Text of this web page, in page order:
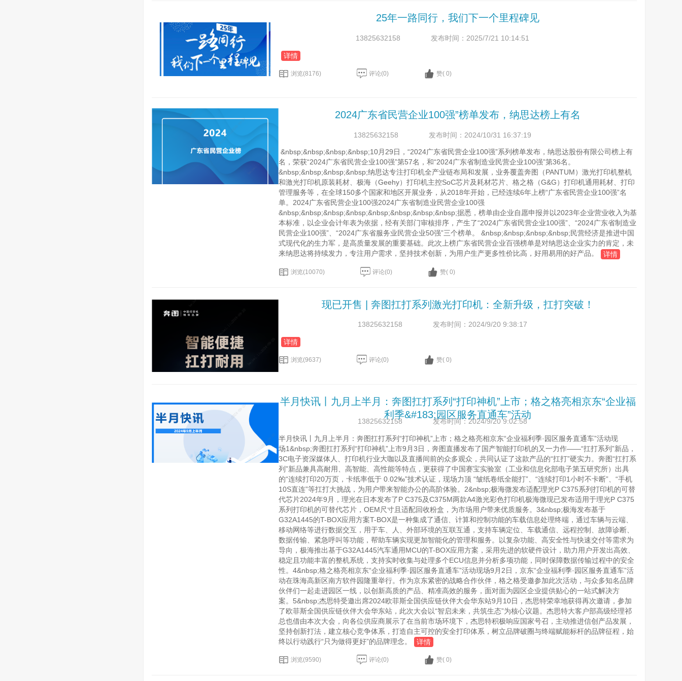
25年一路同行，我们下一个里程碑见
13825632158 发布时间：2025/7/21 10:14:51
详情
浏览(8176) 评论(0) 赞( 0)
2024广东省民营企业100强”榜单发布，纳思达榜上有名
13825632158 发布时间：2024/10/31 16:37:19
 &nbsp;&nbsp;&nbsp;&nbsp;10月29日，“2024广东省民营企业100强”系列榜单发布，纳思达股份有限公司榜上有
名，荣获“2024广东省民营企业100强”第57名，和“2024广东省制造业民营企业100强”第36名。
&nbsp;&nbsp;&nbsp;&nbsp;纳思达专注打印机全产业链布局和发展，业务覆盖奔图（PANTUM）激光打印机整机
和激光打印机原装耗材、极海（Geehy）打印机主控SoC芯片及耗材芯片、格之格（G&G）打印机通用耗材、打印
管理服务等，在全球150多个国家和地区开展业务，从2018年开始，已经连续6年上榜“广东省民营企业100强”名
单。2024广东省民营企业100强2024广东省制造业民营企业100强
&nbsp;&nbsp;&nbsp;&nbsp;&nbsp;&nbsp;&nbsp;&nbsp;据悉，榜单由企业自愿申报并以2023年企业营业收入为基
本标准，以企业会计年表为依据，经有关部门审核排序，产生了“2024广东省民营企业100强”、“2024广东省制造业
民营企业100强”、“2024广东省服务业民营企业50强”三个榜单。 &nbsp;&nbsp;&nbsp;&nbsp;民营经济是推进中国
式现代化的生力军，是高质量发展的重要基础。此次上榜广东省民营企业百强榜单是对纳思达企业实力的肯定，未
来纳思达将持续发力，专注用户需求，坚持技术创新，为用户生产更多性价比高，好用易用的好产品。
详情
浏览(10070) 评论(0) 赞( 0)
现已开售 | 奔图扛打系列激光打印机：全新升级，扛打突破！
13825632158 发布时间：2024/9/20 9:38:17
详情
浏览(9637) 评论(0) 赞( 0)
半月快讯丨九月上半月：奔图扛打系列“打印神机”上市；格之格亮相京东“企业福
利季&#183;园区服务直通车”活动
13825632158 发布时间：2024/9/20 9:02:58
半月快讯丨九月上半月：奔图扛打系列“打印神机”上市；格之格亮相京东“企业福利季·园区服务直通车”活动现
场1&nbsp;奔图扛打系列“打印神机”上市9月3日，奔图直播发布了国产智能打印机的又一力作——“扛打系列”新品，
3C电子资深媒体人、打印机行业大咖以及直播间前的众多观众，共同认证了这款产品的“扛打”硬实力。奔图“扛打系
列”新品兼具高耐用、高智能、高性能等特点，更获得了中国赛宝实验室（工业和信息化部电子第五研究所）出具
的“连续打印20万页，卡纸率低于 0.02‰”技术认证，现场力顶 “皱纸卷纸全能打”、“连续打印1小时不卡断”、“手机
10S直连”等扛打大挑战，为用户带来智能办公的高阶体验。2&nbsp;极海微发布适配理光P C375系列打印机的可替
代芯片2024年9月，理光在日本发布了P C375及C375M两款A4激光彩色打印机极海微现已发布适用于理光P C375
系列打印机的可替代芯片，OEM尺寸且适配回收粉盒，为市场用户带来优质服务。3&nbsp;极海发布基于
G32A1445的T-BOX应用方案T-BOX是一种集成了通信、计算和控制功能的车载信息处理终端，通过车辆与云端、
移动网络等进行数据交互，用于车、人、外部环境的互联互通，支持车辆定位、车载通信、远程控制、故障诊断、
数据传输、紧急呼叫等功能，帮助车辆实现更加智能化的管理和服务。以复杂功能、高安全性与快速交付等需求为
导向，极海推出基于G32A1445汽车通用MCU的T-BOX应用方案，采用先进的软硬件设计，助力用户开发出高效、
稳定且功能丰富的整机系统，支持实时收集与处理多个ECU信息并分析多项功能，同时保障数据传输过程中的安全
性。4&nbsp;格之格亮相京东“企业福利季·园区服务直通车”活动现场9月2日，京东“企业福利季·园区服务直通车”活
动在珠海高新区南方软件园隆重举行。作为京东紧密的战略合作伙伴，格之格受邀参加此次活动，与众多知名品牌
伙伴们一起走进园区一线，以创新高质的产品、精准高效的服务，面对面为园区企业提供贴心的一站式解决方
案。5&nbsp;杰思特受邀出席2024欧菲斯全国供应链伙伴大会华东站9月10日，杰思特荣幸地获得再次邀请，参加
了欧菲斯全国供应链伙伴大会华东站，此次大会以“智启未来，共筑生态”为核心议题。杰思特大客户部高级经理祁
总也借由本次大会，向各位供应商展示了在当前市场环境下，杰思特积极响应国家号召，主动推进信创产品发展，
坚持创新打法，建立核心竞争体系，打造自主可控的安全打印体系，树立品牌破圈与终端赋能标杆的品牌征程，始
终以行动践行“只为做得更好”的品牌理念。
详情
浏览(9590) 评论(0) 赞( 0)